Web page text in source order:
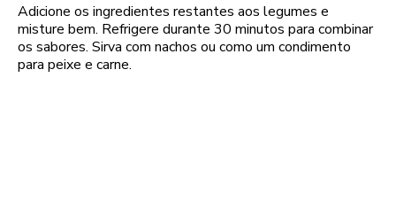
Adicione os ingredientes restantes aos legumes e
misture bem. Refrigere durante 30 minutos para combinar
os sabores. Sirva com nachos ou como um condimento
para peixe e carne.